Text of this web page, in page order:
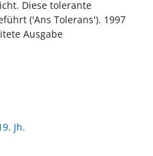
Diese tolerante
('Ans Tolerans'). 1997
Ausgabe
Jh.